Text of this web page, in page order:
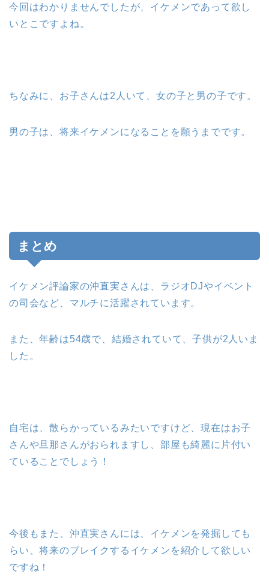
今回はわかりませんでしたが、イケメンであって欲し
いとこですよね。
ちなみに、お子さんは2人いて、女の子と男の子です。
男の子は、将来イケメンになることを願うまでです。
まとめ
イケメン評論家の沖直実さんは、ラジオDJやイベント
の司会など、マルチに活躍されています。
また、年齢は54歳で、結婚されていて、子供が2人いま
した。
自宅は、散らかっているみたいですけど、現在はお子
さんや旦那さんがおられますし、部屋も綺麗に片付い
ていることでしょう！
今後もまた、沖直実さんには、イケメンを発掘しても
らい、将来のブレイクするイケメンを紹介して欲しい
ですね！